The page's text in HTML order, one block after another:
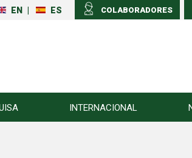
COLABORADORES
EN ES
INTERNACIONAL